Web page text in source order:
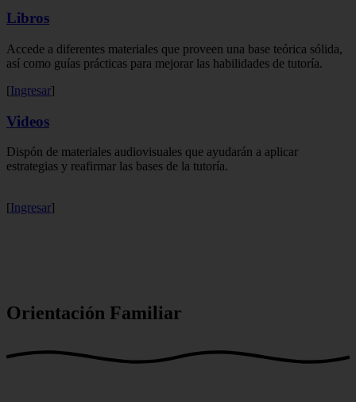
Libros
Accede a diferentes materiales que proveen una base teórica sólida,
así como guías prácticas para mejorar las habilidades de tutoría.
[Ingresar]
Videos
Dispón de materiales audiovisuales que ayudarán a aplicar
estrategias y reafirmar las bases de la tutoría.
[Ingresar]
Orientación Familiar